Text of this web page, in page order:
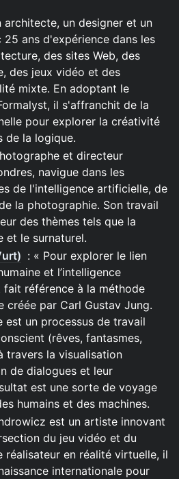
architecte, un designer et un
ans d'expérience dans les
des sites Web, des
des jeux vidéo et des
mixte. En adoptant le
il s'affranchit de la
pour explorer la créativité
de la logique.
et directeur
navigue dans les
de l'intelligence artificielle, de
la photographie. Son travail
des thèmes tels que la
et le surnaturel.
: « Pour explorer le lien
et l’intelligence
référence à la méthode
créée par Carl Gustav Jung.
est un processus de travail
(rêves, fantasmes,
travers la visualisation
de dialogues et leur
est une sorte de voyage
humains et des machines.
est un artiste innovant
du jeu vidéo et du
réalisateur en réalité virtuelle, il
internationale pour